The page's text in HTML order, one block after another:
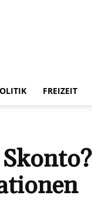
FREIZEIT